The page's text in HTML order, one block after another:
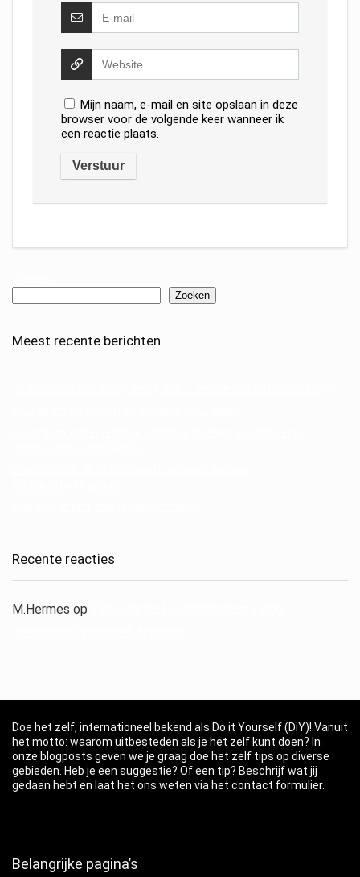
Mijn naam, e-mail en site opslaan in deze
browser voor de volgende keer wanneer ik
een reactie plaats.
Zoeken
Meest recente berichten
Recente reacties
M.Hermes op
Doe het zelf, internationeel bekend als Do it Yourself (DiY)! Vanuit
het motto: waarom uitbesteden als je het zelf kunt doen? In
onze blogposts geven we je graag doe het zelf tips op diverse
gebieden. Heb je een suggestie? Of een tip? Beschrijf wat jij
gedaan hebt en laat het ons weten via het contact formulier.
Belangrijke pagina’s